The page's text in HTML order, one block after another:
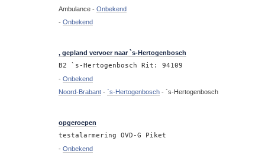
Ambulance - Onbekend
- Onbekend
, gepland vervoer naar `s-Hertogenbosch
B2 `s-Hertogenbosch Rit: 94109
- Onbekend
Noord-Brabant- `s-Hertogenbosch- `s-Hertogenbosch
opgeroepen
testalarmering OVD-G Piket
- Onbekend